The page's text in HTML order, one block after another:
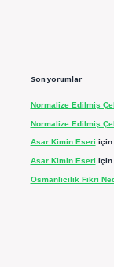
Son yorumlar
Normalize Edilmiş
Normalize Edilmiş
Asar Kimin Eseri için
Asar Kimin Eseri için
Osmanlıcılık Fikri